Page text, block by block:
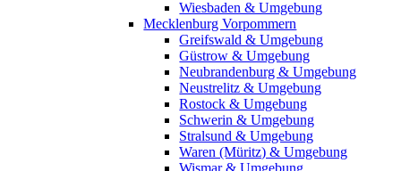
Wiesbaden & Umgebung
Mecklenburg Vorpommern
Greifswald & Umgebung
Güstrow & Umgebung
Neubrandenburg & Umgebung
Neustrelitz & Umgebung
Rostock & Umgebung
Schwerin & Umgebung
Stralsund & Umgebung
Waren (Müritz) & Umgebung
Wismar & Umgebung